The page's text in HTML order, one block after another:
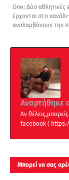
One: Δύο αθλητικές
έρχονται στο
αναλαμβάνουν την
Αναρτήθηκε
Αν
facebook (
Μπορεί να σας